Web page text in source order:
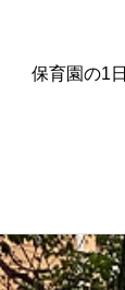
保育園の1日